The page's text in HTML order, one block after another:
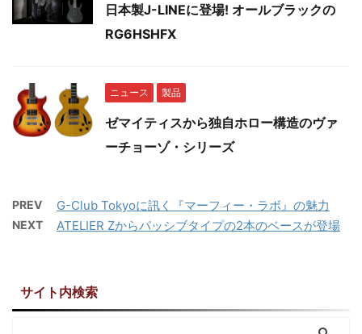
日本製J-LINEに登場! オールブラックの
RG6HSHFX
ニュース 製品
ゼマイティスから独自ホロー構造のヴァ
ーチョーゾ・シリーズ
PREV G-Club Tokyoに訊く『マーフィー・ラボ』の魅力
NEXT ATELIER Zからパッシブタイプの2本のベースが登場
サイト内検索